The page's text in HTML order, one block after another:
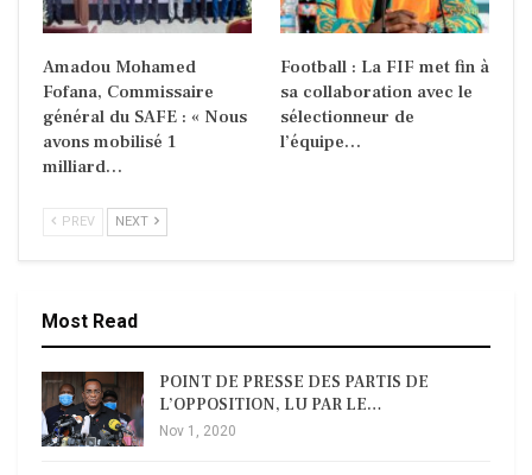
Amadou Mohamed
Fofana, Commissaire
général du SAFE : « Nous
avons mobilisé 1
milliard…
Football : La FIF met fin à
sa collaboration avec le
sélectionneur de
l’équipe…
PREV NEXT
Most Read
POINT DE PRESSE DES PARTIS DE
L’OPPOSITION, LU PAR LE…
Nov 1, 2020